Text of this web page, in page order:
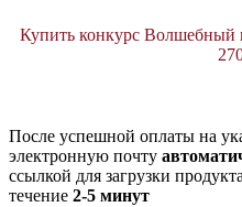
Купить конкурс
После успешной оплаты на
электронную почту
ссылкой для загрузки
течение 2-5 минут